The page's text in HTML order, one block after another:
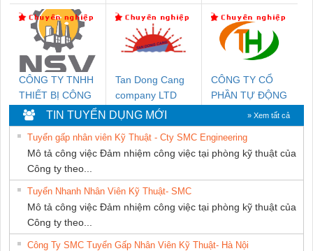
MARINE SUPPLY
CÔNG TY TNHH
THIẾT BỊ CÔNG
NGHIỆP NIHON
SETSUBI VIỆT
NAM
Tan Dong Cang
company LTD
CÔNG TY CỔ
PHẦN TỰ ĐỘNG
TIẾN HƯNG
TIN TUYỂN DỤNG MỚI » Xem tất cả
Tuyển gấp nhân viên Kỹ Thuật - Cty SMC Engineering
Mô tả công việc Đảm nhiệm công việc tại phòng kỹ thuật của
Công ty theo...
Tuyển Nhanh Nhân Viên Kỹ Thuật- SMC
Mô tả công việc Đảm nhiệm công việc tại phòng kỹ thuật của
Công ty theo...
Công Ty SMC Tuyển Gấp Nhân Viên Kỹ Thuật- Hà Nội